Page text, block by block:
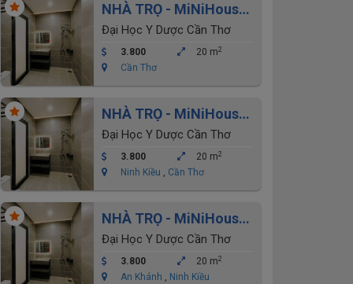
NHÀ TRỌ - MiNiHouse
Khu đại học y dược cho
thuê
Đại Học Y Dược Cần Thơ
3.800 20 m2
Cần Thơ
NHÀ TRỌ - MiNiHouse
Khu đại học y dược cho
thuê
Đại Học Y Dược Cần Thơ
3.800 20 m2
Ninh Kiều , Cần Thơ
NHÀ TRỌ - MiNiHouse
Khu đại học y dược cho
thuê
Đại Học Y Dược Cần Thơ
3.800 20 m2
An Khánh , Ninh Kiều